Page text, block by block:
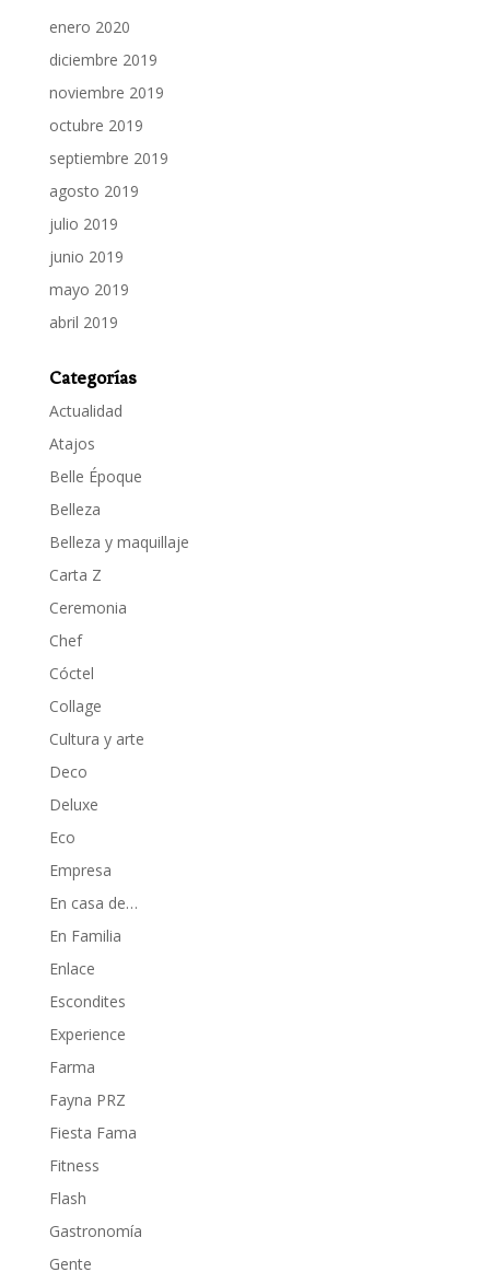
enero 2020
diciembre 2019
noviembre 2019
octubre 2019
septiembre 2019
agosto 2019
julio 2019
junio 2019
mayo 2019
abril 2019
Categorías
Actualidad
Atajos
Belle Époque
Belleza
Belleza y maquillaje
Carta Z
Ceremonia
Chef
Cóctel
Collage
Cultura y arte
Deco
Deluxe
Eco
Empresa
En casa de…
En Familia
Enlace
Escondites
Experience
Farma
Fayna PRZ
Fiesta Fama
Fitness
Flash
Gastronomía
Gente